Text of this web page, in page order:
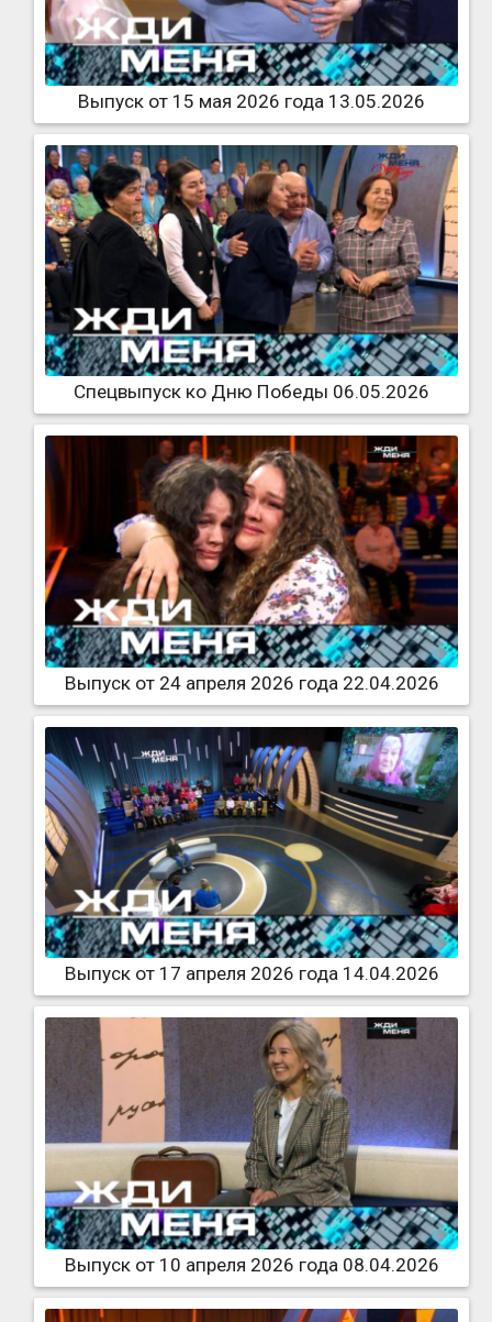
Выпуск от 15 мая 2026 года 13.05.2026
Спецвыпуск ко Дню Победы 06.05.2026
Выпуск от 24 апреля 2026 года 22.04.2026
Выпуск от 17 апреля 2026 года 14.04.2026
Выпуск от 10 апреля 2026 года 08.04.2026